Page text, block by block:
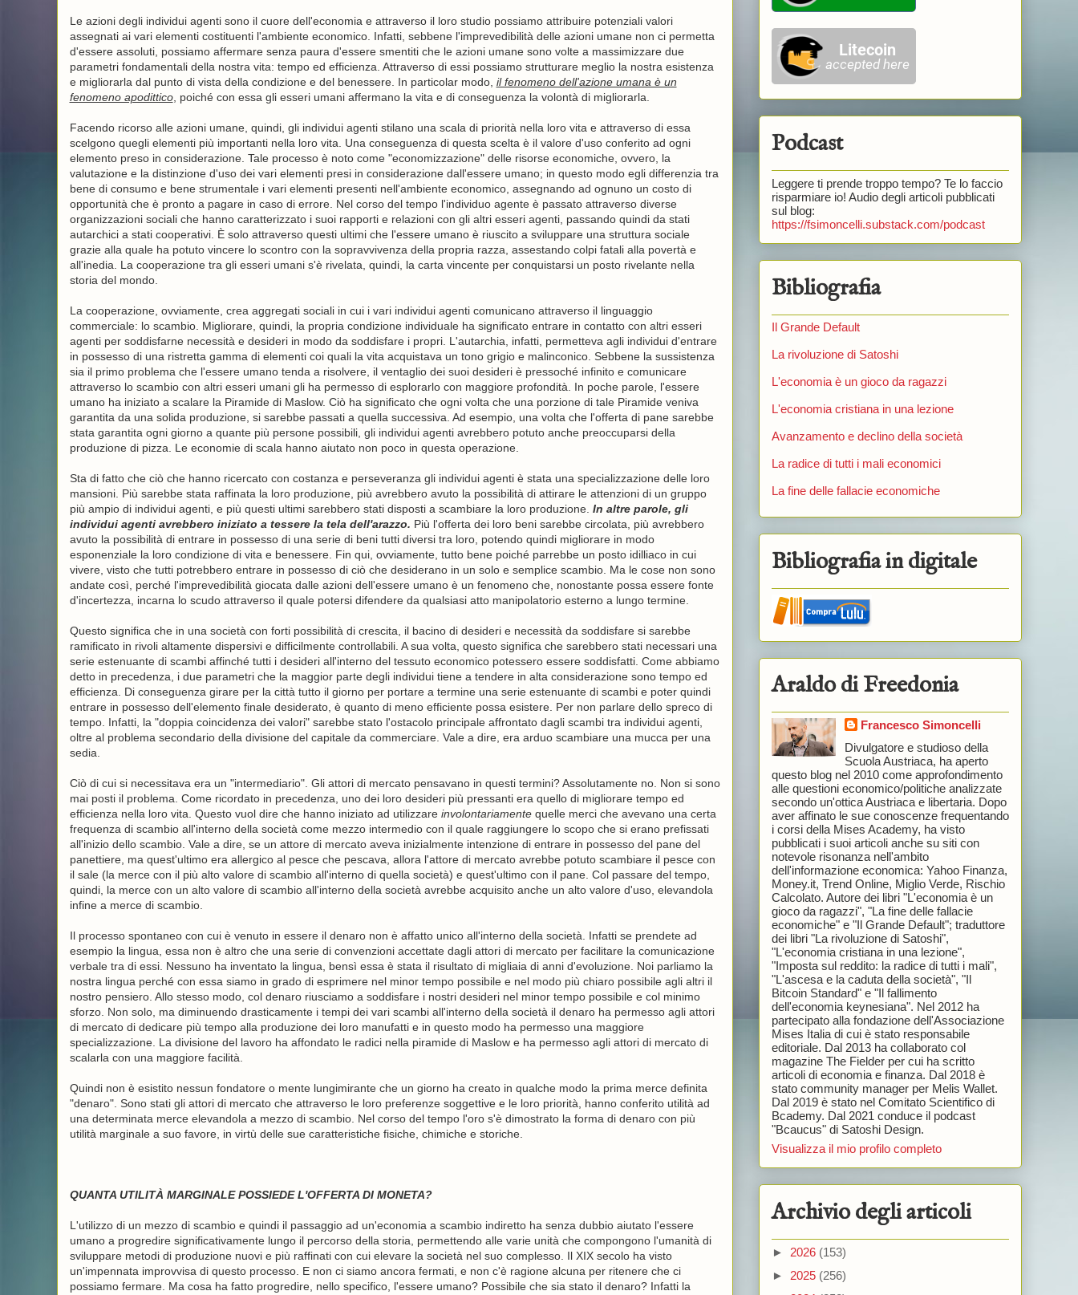
Le azioni degli individui agenti sono il cuore dell'economia e attraverso il loro studio possiamo attribuire potenziali valori
assegnati ai vari elementi costituenti l'ambiente economico. Infatti, sebbene l'imprevedibilità delle azioni umane non ci permetta
d'essere assoluti, possiamo affermare senza paura d'essere smentiti che le azioni umane sono volte a massimizzare due
parametri fondamentali della nostra vita: tempo ed efficienza. Attraverso di essi possiamo strutturare meglio la nostra esistenza
e migliorarla dal punto di vista della condizione e del benessere. In particolar modo, il fenomeno dell'azione umana è un
fenomeno apodittico, poiché con essa gli esseri umani affermano la vita e di conseguenza la volontà di migliorarla.
Facendo ricorso alle azioni umane, quindi, gli individui agenti stilano una scala di priorità nella loro vita e attraverso di essa
scelgono quegli elementi più importanti nella loro vita. Una conseguenza di questa scelta è il valore d'uso conferito ad ogni
elemento preso in considerazione. Tale processo è noto come "economizzazione" delle risorse economiche, ovvero, la
valutazione e la distinzione d'uso dei vari elementi presi in considerazione dall'essere umano; in questo modo egli differenzia tra
bene di consumo e bene strumentale i vari elementi presenti nell'ambiente economico, assegnando ad ognuno un costo di
opportunità che è pronto a pagare in caso di errore. Nel corso del tempo l'individuo agente è passato attraverso diverse
organizzazioni sociali che hanno caratterizzato i suoi rapporti e relazioni con gli altri esseri agenti, passando quindi da stati
autarchici a stati cooperativi. È solo attraverso questi ultimi che l'essere umano è riuscito a sviluppare una struttura sociale
grazie alla quale ha potuto vincere lo scontro con la sopravvivenza della propria razza, assestando colpi fatali alla povertà e
all'inedia. La cooperazione tra gli esseri umani s'è rivelata, quindi, la carta vincente per conquistarsi un posto rivelante nella
storia del mondo.
La cooperazione, ovviamente, crea aggregati sociali in cui i vari individui agenti comunicano attraverso il linguaggio
commerciale: lo scambio. Migliorare, quindi, la propria condizione individuale ha significato entrare in contatto con altri esseri
agenti per soddisfarne necessità e desideri in modo da soddisfare i propri. L'autarchia, infatti, permetteva agli individui d'entrare
in possesso di una ristretta gamma di elementi coi quali la vita acquistava un tono grigio e malinconico. Sebbene la sussistenza
sia il primo problema che l'essere umano tenda a risolvere, il ventaglio dei suoi desideri è pressoché infinito e comunicare
attraverso lo scambio con altri esseri umani gli ha permesso di esplorarlo con maggiore profondità. In poche parole, l'essere
umano ha iniziato a scalare la Piramide di Maslow. Ciò ha significato che ogni volta che una porzione di tale Piramide veniva
garantita da una solida produzione, si sarebbe passati a quella successiva. Ad esempio, una volta che l'offerta di pane sarebbe
stata garantita ogni giorno a quante più persone possibili, gli individui agenti avrebbero potuto anche preoccuparsi della
produzione di pizza. Le economie di scala hanno aiutato non poco in questa operazione.
Sta di fatto che ciò che hanno ricercato con costanza e perseveranza gli individui agenti è stata una specializzazione delle loro
mansioni. Più sarebbe stata raffinata la loro produzione, più avrebbero avuto la possibilità di attirare le attenzioni di un gruppo
più ampio di individui agenti, e più questi ultimi sarebbero stati disposti a scambiare la loro produzione. In altre parole, gli
individui agenti avrebbero iniziato a tessere la tela dell'arazzo. Più l'offerta dei loro beni sarebbe circolata, più avrebbero
avuto la possibilità di entrare in possesso di una serie di beni tutti diversi tra loro, potendo quindi migliorare in modo
esponenziale la loro condizione di vita e benessere. Fin qui, ovviamente, tutto bene poiché parrebbe un posto idilliaco in cui
vivere, visto che tutti potrebbero entrare in possesso di ciò che desiderano in un solo e semplice scambio. Ma le cose non sono
andate così, perché l'imprevedibilità giocata dalle azioni dell'essere umano è un fenomeno che, nonostante possa essere fonte
d'incertezza, incarna lo scudo attraverso il quale potersi difendere da qualsiasi atto manipolatorio esterno a lungo termine.
Questo significa che in una società con forti possibilità di crescita, il bacino di desideri e necessità da soddisfare si sarebbe
ramificato in rivoli altamente dispersivi e difficilmente controllabili. A sua volta, questo significa che sarebbero stati necessari una
serie estenuante di scambi affinché tutti i desideri all'interno del tessuto economico potessero essere soddisfatti. Come abbiamo
detto in precedenza, i due parametri che la maggior parte degli individui tiene a tendere in alta considerazione sono tempo ed
efficienza. Di conseguenza girare per la città tutto il giorno per portare a termine una serie estenuante di scambi e poter quindi
entrare in possesso dell'elemento finale desiderato, è quanto di meno efficiente possa esistere. Per non parlare dello spreco di
tempo. Infatti, la "doppia coincidenza dei valori" sarebbe stato l'ostacolo principale affrontato dagli scambi tra individui agenti,
oltre al problema secondario della divisione del capitale da commerciare. Vale a dire, era arduo scambiare una mucca per una
sedia.
Ciò di cui si necessitava era un "intermediario". Gli attori di mercato pensavano in questi termini? Assolutamente no. Non si sono
mai posti il problema. Come ricordato in precedenza, uno dei loro desideri più pressanti era quello di migliorare tempo ed
efficienza nella loro vita. Questo vuol dire che hanno iniziato ad utilizzare involontariamentequelle merci che avevano una certa
frequenza di scambio all'interno della società come mezzo intermedio con il quale raggiungere lo scopo che si erano prefissati
all'inizio dello scambio. Vale a dire, se un attore di mercato aveva inizialmente intenzione di entrare in possesso del pane del
panettiere, ma quest'ultimo era allergico al pesce che pescava, allora l'attore di mercato avrebbe potuto scambiare il pesce con
il sale (la merce con il più alto valore di scambio all'interno di quella società) e quest'ultimo con il pane. Col passare del tempo,
quindi, la merce con un alto valore di scambio all'interno della società avrebbe acquisito anche un alto valore d'uso, elevandola
infine a merce di scambio.
Il processo spontaneo con cui è venuto in essere il denaro non è affatto unico all'interno della società. Infatti se prendete ad
esempio la lingua, essa non è altro che una serie di convenzioni accettate dagli attori di mercato per facilitare la comunicazione
verbale tra di essi. Nessuno ha inventato la lingua, bensì essa è stata il risultato di migliaia di anni d'evoluzione. Noi parliamo la
nostra lingua perché con essa siamo in grado di esprimere nel minor tempo possibile e nel modo più chiaro possibile agli altri il
nostro pensiero. Allo stesso modo, col denaro riusciamo a soddisfare i nostri desideri nel minor tempo possibile e col minimo
sforzo. Non solo, ma diminuendo drasticamente i tempi dei vari scambi all'interno della società il denaro ha permesso agli attori
di mercato di dedicare più tempo alla produzione dei loro manufatti e in questo modo ha permesso una maggiore
specializzazione. La divisione del lavoro ha affondato le radici nella piramide di Maslow e ha permesso agli attori di mercato di
scalarla con una maggiore facilità.
Quindi non è esistito nessun fondatore o mente lungimirante che un giorno ha creato in qualche modo la prima merce definita
"denaro". Sono stati gli attori di mercato che attraverso le loro preferenze soggettive e le loro priorità, hanno conferito utilità ad
una determinata merce elevandola a mezzo di scambio. Nel corso del tempo l'oro s'è dimostrato la forma di denaro con più
utilità marginale a suo favore, in virtù delle sue caratteristiche fisiche, chimiche e storiche.
QUANTA UTILITÀ MARGINALE POSSIEDE L'OFFERTA DI MONETA?
L'utilizzo di un mezzo di scambio e quindi il passaggio ad un'economia a scambio indiretto ha senza dubbio aiutato l'essere
umano a progredire significativamente lungo il percorso della storia, permettendo alle varie unità che compongono l'umanità di
sviluppare metodi di produzione nuovi e più raffinati con cui elevare la società nel suo complesso. Il XIX secolo ha visto
un'impennata improvvisa di questo processo. E non ci siamo ancora fermati, e non c'è ragione alcuna per ritenere che ci
possiamo fermare. Ma cosa ha fatto progredire, nello specifico, l'essere umano? Possibile che sia stato il denaro? Infatti la
Podcast
Leggere ti prende troppo tempo? Te lo faccio
risparmiare io! Audio degli articoli pubblicati
sul blog:
https://fsimoncelli.substack.com/podcast
Bibliografia
Il Grande Default
La rivoluzione di Satoshi
L'economia è un gioco da ragazzi
L'economia cristiana in una lezione
Avanzamento e declino della società
La radice di tutti i mali economici
La fine delle fallacie economiche
Bibliografia in digitale
Araldo di Freedonia
Francesco Simoncelli
Divulgatore e studioso della
Scuola Austriaca, ha aperto
questo blog nel 2010 come approfondimento
alle questioni economico/politiche analizzate
secondo un'ottica Austriaca e libertaria. Dopo
aver affinato le sue conoscenze frequentando
i corsi della Mises Academy, ha visto
pubblicati i suoi articoli anche su siti con
notevole risonanza nell'ambito
dell'informazione economica: Yahoo Finanza,
Money.it, Trend Online, Miglio Verde, Rischio
Calcolato. Autore dei libri "L'economia è un
gioco da ragazzi", "La fine delle fallacie
economiche" e "Il Grande Default"; traduttore
dei libri "La rivoluzione di Satoshi",
"L'economia cristiana in una lezione",
"Imposta sul reddito: la radice di tutti i mali",
"L'ascesa e la caduta della società", "Il
Bitcoin Standard" e "Il fallimento
dell'economia keynesiana". Nel 2012 ha
partecipato alla fondazione dell'Associazione
Mises Italia di cui è stato responsabile
editoriale. Dal 2013 ha collaborato col
magazine The Fielder per cui ha scritto
articoli di economia e finanza. Dal 2018 è
stato community manager per Melis Wallet.
Dal 2019 è stato nel Comitato Scientifico di
Bcademy. Dal 2021 conduce il podcast
"Bcaucus" di Satoshi Design.
Visualizza il mio profilo completo
Archivio degli articoli
► 2026 (153)
► 2025 (256)